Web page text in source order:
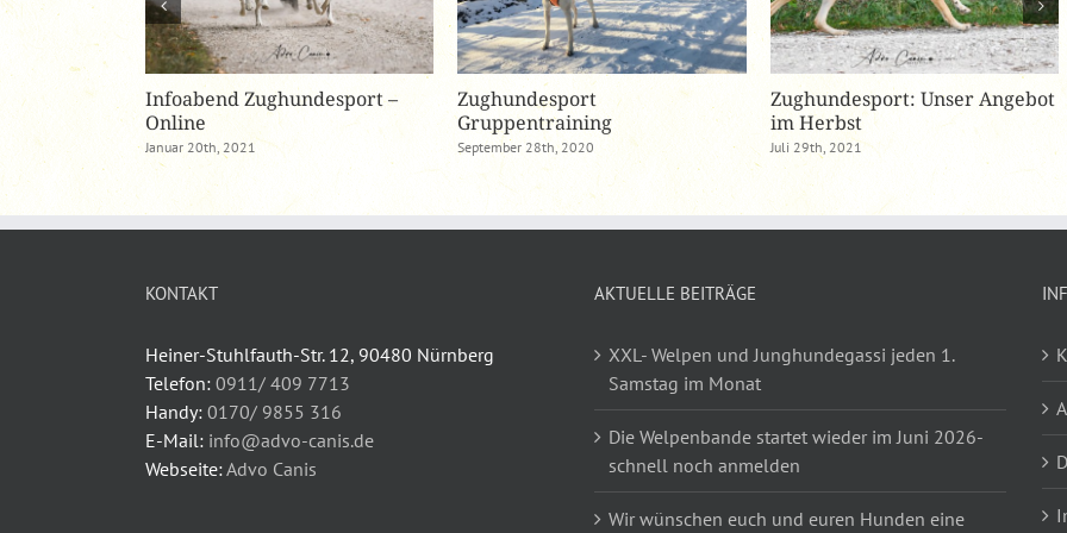
trotz
Infoabend Zughundesport –
Online
Januar 20th, 2021
Zughundesport
Gruppentraining
September 28th, 2020
Zughundesport: Unser Angebot
im Herbst
Juli 29th, 2021
KONTAKT
Heiner-Stuhlfauth-Str. 12, 90480 Nürnberg
Telefon: 0911/ 409 7713
Handy: 0170/ 9855 316
E-Mail: info@advo-canis.de
Webseite:Advo Canis
AKTUELLE BEITRÄGE
XXL- Welpen und Junghundegassi jeden 1.
Samstag im Monat
Die Welpenbande startet wieder im Juni 2026-
schnell noch anmelden
Wir wünschen euch und euren Hunden eine